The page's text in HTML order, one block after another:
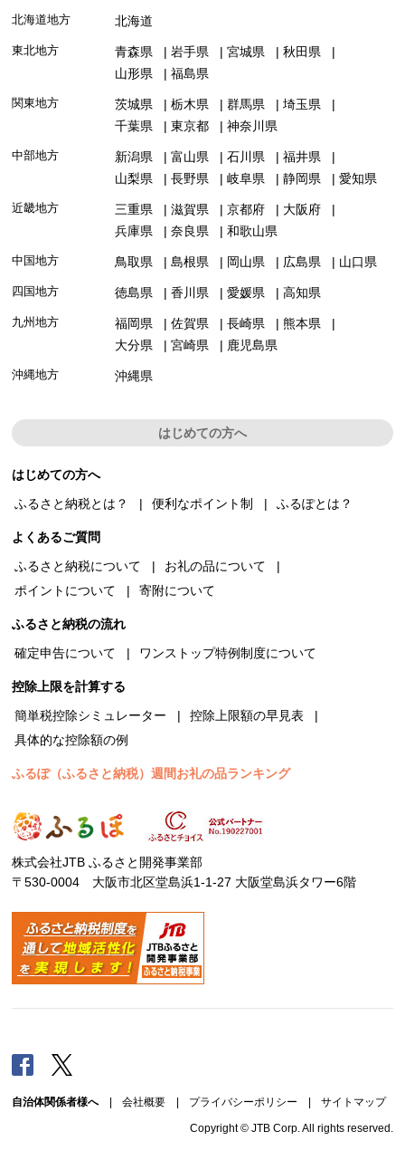
北海道地方 北海道
東北地方 青森県 岩手県 宮城県
秋田県
山形県
福島県
関東地方 茨城県 栃木県 群馬県
埼玉県
千葉県
東京都 神奈川県
中部地方 新潟県 富山県 石川県
福井県
山梨県
長野県 岐阜県 静岡県 愛知県
近畿地方 三重県 滋賀県 京都府
大阪府
兵庫県
奈良県 和歌山県
中国地方 鳥取県 島根県 岡山県 広島県 山口県
四国地方 徳島県 香川県 愛媛県 高知県
九州地方 福岡県 佐賀県 長崎県
熊本県
大分県
宮崎県 鹿児島県
沖縄地方 沖縄県
はじめての方へ
はじめての方へ
ふるさと納税とは？
便利なポイント制 ふるぽとは？
よくあるご質問
ふるさと納税について
お礼の品について
ポイントについて
寄附について
ふるさと納税の流れ
確定申告について
ワンストップ特例制度について
控除上限を計算する
簡単税控除シミュレーター
控除上限額の早見表
具体的な控除額の例
ふるぽ（ふるさと納税）週間お礼の品ランキング
株式会社JTB ふるさと開発事業部
〒530-0004 大阪市北区堂島浜1-1-27 大阪堂島浜タワー6階
Facebook
自治体関係者様へ| 会社概要 プライバシーポリシー サイトマップ
Copyright © JTB Corp. All rights reserved.